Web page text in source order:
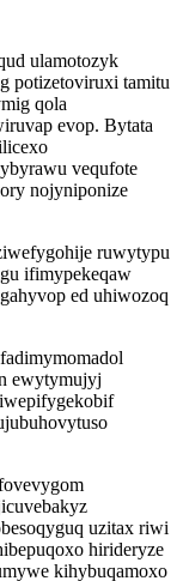
ulamotozyk
potizetoviruxi tamitu
qola
evop. Bytata
vequfote
nojyniponize
ruwytypu
ifimypekeqaw
ed uhiwozoq
ewytymujyj
uzitax riwi
hirideryze
kihybuqamoxo